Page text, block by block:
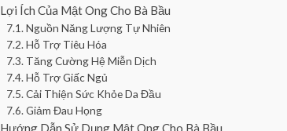
Lợi Ích Của Mật Ong Cho Bà Bầu
Nguồn Năng Lượng Tự Nhiên
Hỗ Trợ Tiêu Hóa
Tăng Cường Hệ Miễn Dịch
Hỗ Trợ Giấc Ngủ
Cải Thiện Sức Khỏe Da Đầu
Giảm Đau Họng
Hướng Dẫn Sử Dụng Mật Ong Cho Bà Bầu